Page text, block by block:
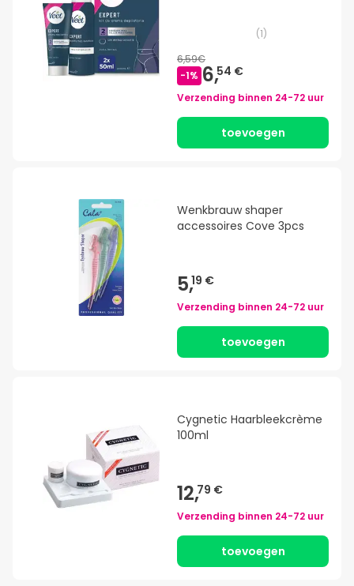
(1)
6,59€
-1% 6,54 €
Verzending binnen 24-72 uur
toevoegen
Wenkbrauw shaper
accessoires Cove 3pcs
5,19 €
Verzending binnen 24-72 uur
toevoegen
Cygnetic Haarbleekcrème
100ml
12,79 €
Verzending binnen 24-72 uur
toevoegen